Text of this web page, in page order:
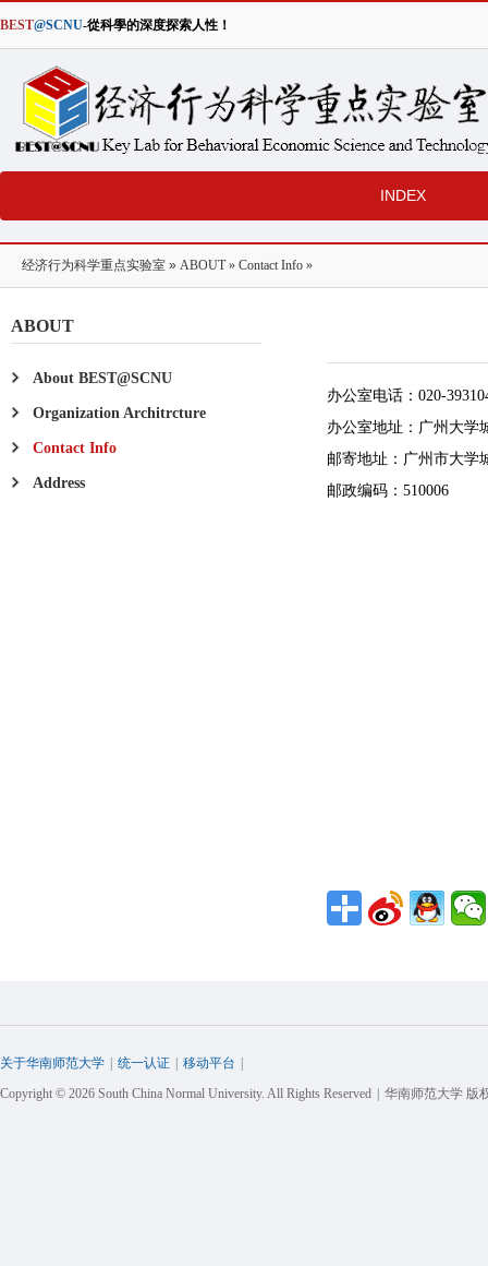
BEST@SCNU-從科學的深度探索人性！
INDEX
经济行为科学重点实验室 » ABOUT» Contact Info »
ABOUT
About BEST@SCNU
Organization Architrcture
Contact Info
Address
办公室电话：020-
办公室地址：广州大学
邮寄地址：广州市大学
邮政编码：510006
关于华南师范大学 统一认证 移动平台
Copyright © 2026 South China Normal University. All Rights Reserved
华南师范大学 版